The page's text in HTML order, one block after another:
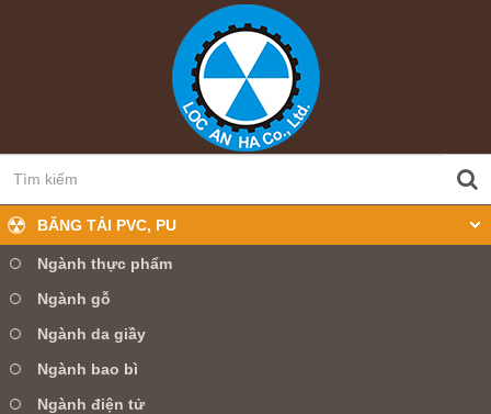
Hotline:
TRANG CHỦ
BĂNG TẢI PVC, PU
Ngành thực phẩm
Ngành gỗ
Ngành da giầy
Ngành bao bì
Ngành điện tử